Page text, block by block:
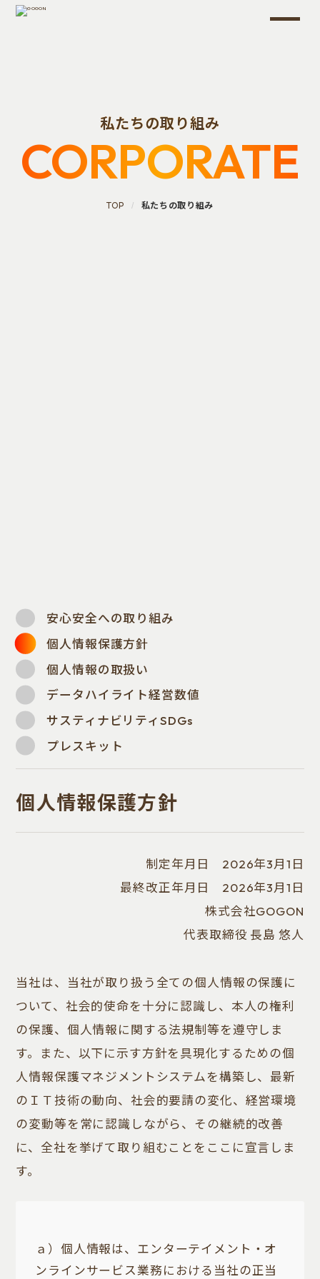
私たちの取り組み
CORPORATE
TOP 私たちの取り組み
安心安全への取り組み
個人情報保護方針
個人情報の取扱い
データハイライト経営数値
サスティナビリティSDGs
プレスキット
個人情報保護方針
制定年月日 2026年3月1日
最終改正年月日 2026年3月1日
株式会社GOGON
代表取締役 長島 悠人
当社は、当社が取り扱う全ての個人情報の保護に
ついて、社会的使命を十分に認識し、本人の権利
の保護、個人情報に関する法規制等を遵守しま
す。また、以下に示す方針を具現化するための個
人情報保護マネジメントシステムを構築し、最新
のＩＴ技術の動向、社会的要請の変化、経営環境
の変動等を常に認識しながら、その継続的改善
に、全社を挙げて取り組むことをここに宣言しま
す。
ａ）個人情報は、エンターテイメント・オ
ンラインサービス業務における当社の正当